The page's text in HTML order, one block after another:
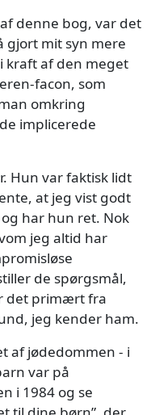
denne bog, var det
gjort mit syn mere
kraft af den meget
facon, som
omkring
implicerede
Hun var faktisk lidt
at jeg vist godt
har hun ret. Nok
jeg altid har
de spørgsmål,
det primært fra
jeg kender ham.
af jødedommen - i
var på
i 1984 og se